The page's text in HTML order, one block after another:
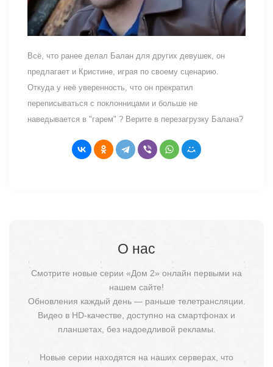
Всё, что ранее делал Балан для других девушек, он
предлагает и Кристине, играя по своему сценарию.
Откуда у неё уверенность, что он прекратил
переписываться с поклонницами и больше не
наведывается в "гарем" ? Верите в перезагрузку Балана?
О нас
Смотрите новые серии «Дом 2» онлайн первыми на
нашем сайте!
Обновления каждый день — раньше телетрансляции.
Видео в HD-качестве, доступно на смартфонах и
планшетах, без надоедливой рекламы.
Новые серии находятся на наших серверах, что